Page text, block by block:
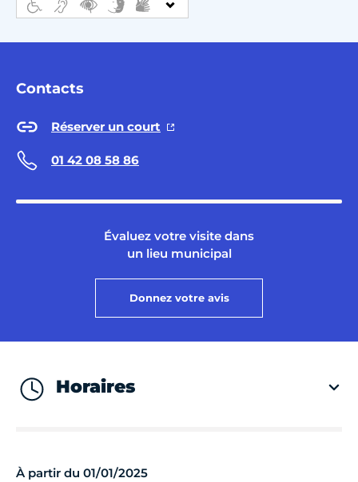
Contacts
Réserver un court
01 42 08 58 86
Évaluez votre visite dans
un lieu municipal
Donnez votre avis
Horaires
À partir du 01/01/2025